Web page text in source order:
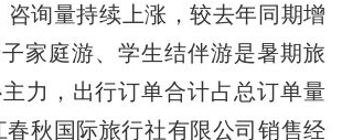
询量持续上涨，较去年同期增
家庭游、学生结伴游是暑期旅
力，出行订单合计占总订单量
春秋国际旅行社有限公司销售经